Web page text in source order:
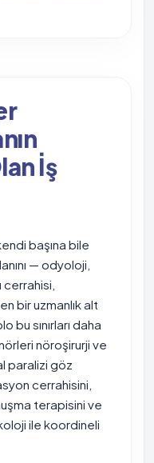
İş
başına bile
— odyoloji,
bir uzmanlık alt
bu sınırları daha
nöroşirurji ve
paralizi göz
cerrahisini,
terapisini ve
ile koordineli